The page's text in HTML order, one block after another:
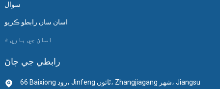
سوال
اسان سان رابطو ڪريو
اسان جي باري ۾
رابطي جي ڄاڻ
66 Baixiong روڊ، Jinfeng ٽائون، Zhangjiagang شهر، Jiangsu